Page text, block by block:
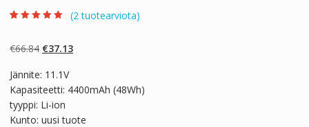
asiakkaan
(2tuotearviota)
€66.84 Alkuperäinen
oli:
€66.84.
€37.13Nykyinen
€37.13.
Jännite: 11.1V
Kapasiteetti: 4400mAh (48Wh)
tyyppi: Li-ion
Kunto: uusi tuote